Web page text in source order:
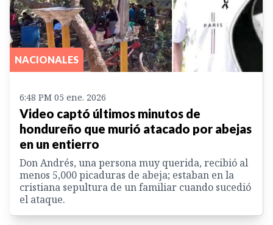
NACIONALES
6:48 PM 05 ene. 2026
Video captó últimos minutos de
hondureño que murió atacado por abejas
en un entierro
Don Andrés, una persona muy querida, recibió al
menos 5,000 picaduras de abeja; estaban en la
cristiana sepultura de un familiar cuando sucedió
el ataque.